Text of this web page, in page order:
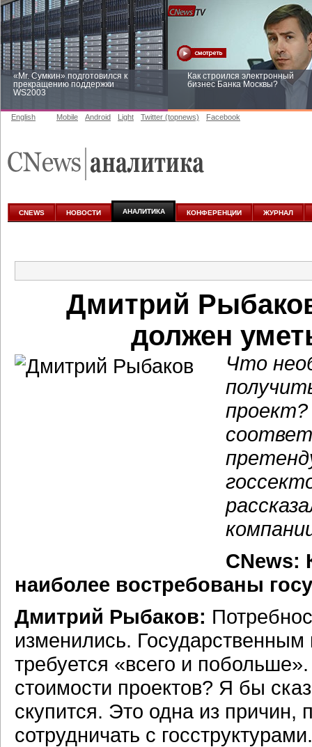
«Mr. Сумкин» подготовился к
прекращению поддержки
WS2003
Как строился электронный
бизнес Банка Москвы?
аналитике
English Mobile Android Light Twitter (topnews) Facebook
CNEWS НОВОСТИ АНАЛИТИКА КОНФЕРЕНЦИИ ЖУРНАЛ
Дмитрий
должен
Что
CNews:
наиболее востребованы
Дмитрий Рыбаков:
изменились.
требуется «всего и
стоимости проектов? Я бы
скупится. Это одна из причин,
сотрудничать с госструктурами.